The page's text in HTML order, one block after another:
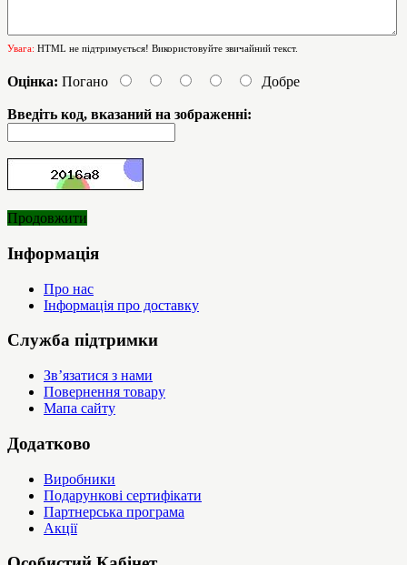
Увага: HTML не підтримується! Використовуйте звичайний текст.
Оцінка: Погано Добре
Введіть код, вказаний на зображенні:
Продовжити
Інформація
Про нас
Інформація про доставку
Служба підтримки
Зв’язатися з нами
Повернення товару
Мапа сайту
Додатково
Виробники
Подарункові сертифікати
Партнерська програма
Акції